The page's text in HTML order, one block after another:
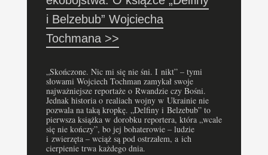
i Belzebub” Wojciecha
Tochmana >>
„Skończone. Nic mi się nie śni. I nikt” – tymi
słowami Wojciech Tochman zamykał swoje
najważniejsze reportaże o Rwandzie czy Bośni.
Jednak historia o realiach wojny w Ukrainie nie
pozwala na taką kropkę. „Delfiny i Belzebub” to
pierwsza książka w dorobku reportera, która „wcale
się nie kończy”, bo jej bohaterowie – ludzie
i zwierzęta – wciąż są pod ostrzałem, a ich
cierpienie trwa każdego dnia.